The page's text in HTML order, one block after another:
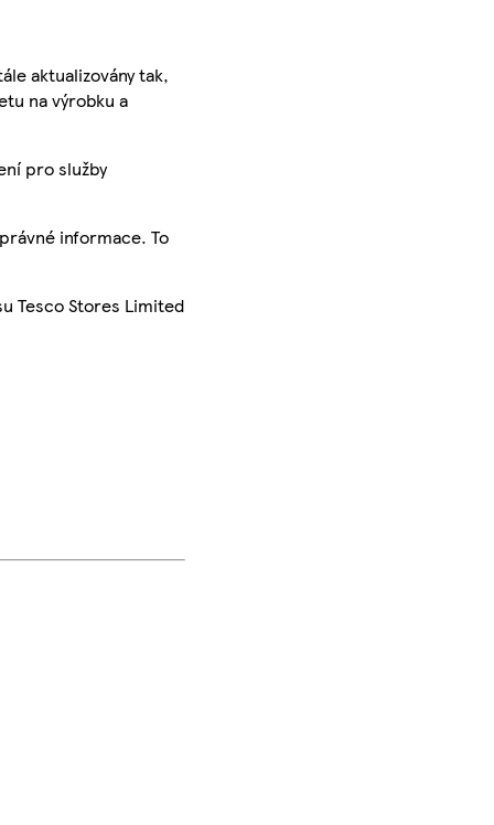
aktualizovány tak,
na výrobku a
pro služby
informace. To
Tesco Stores Limited